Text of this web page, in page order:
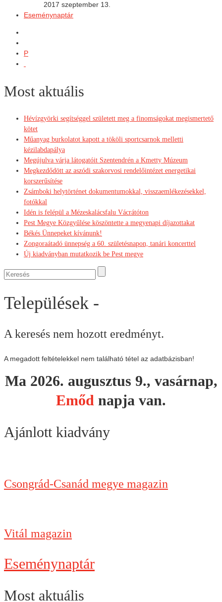
2017 szeptember 13.
Eseménynaptár
P
Most aktuális
Hévízgyörki segítséggel született meg a finomságokat megismertető
kötet
Műanyag burkolatot kapott a tököli sportcsarnok melletti
kézilabdapálya
Megújulva várja látogatóit Szentendrén a Kmetty Múzeum
Megkezdődött az aszódi szakorvosi rendelőintézet energetikai
korszerűsítése
Zsámboki helytörténet dokumentumokkal, visszaemlékezésekkel,
fotókkal
Idén is felépül a Mézeskalácsfalu Vácrátóton
Pest Megye Közgyűlése köszöntette a megyenapi díjazottakat
Békés Ünnepeket kívánunk!
Zongoraátadó ünnepség a 60. születésnapon, tanári koncerttel
Új kiadványban mutatkozik be Pest megye
Települések -
A keresés nem hozott eredményt.
A megadott feltételekkel nem található tétel az adatbázisban!
Ma 2026. augusztus 9., vasárnap,
Emőd napja van.
Ajánlott kiadvány
Csongrád-Csanád megye magazin
Vitál magazin
Eseménynaptár
Most aktuális